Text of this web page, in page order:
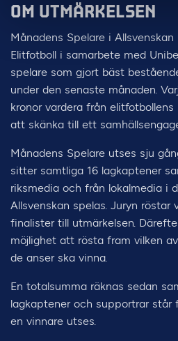
OM UTMÄRKELSEN
Månadens Spelare i
Elitfotboll i samarbete med
spelare som gjort bäst
under den senaste månaden.
kronor vardera från
att skänka till ett
Månadens Spelare utses sju
sitter samtliga 16 lagkaptener
riksmedia och från lokalmedia i
Allsvenskan spelas. Juryn röstar
finalister till utmärkelsen.
möjlighet att rösta fram vilken
de anser ska vinna.
En totalsumma räknas sedan
lagkaptener och supportrar står
en vinnare utses.